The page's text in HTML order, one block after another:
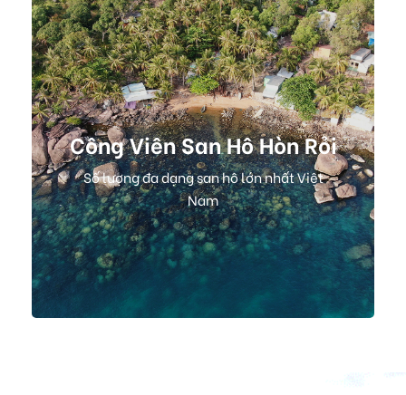
Công Viên San Hô Hòn Rỏi
Số lượng đa dạng san hô lớn nhất Việt
Nam